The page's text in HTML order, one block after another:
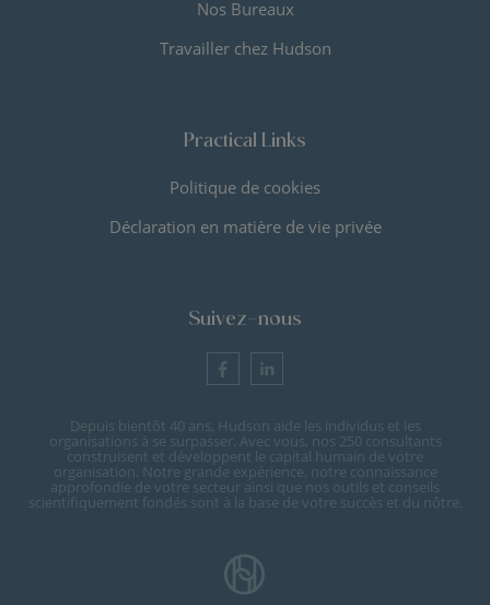
Nos Bureaux
Travailler chez Hudson
Practical Links
Politique de cookies
Déclaration en matière de vie privée
Suivez-nous
Depuis bientôt 40 ans, Hudson aide les individus et les
organisations à se surpasser. Avec vous, nos 250 consultants
construisent et développent le capital humain de votre
organisation. Notre grande expérience, notre connaissance
approfondie de votre secteur ainsi que nos outils et conseils
scientifiquement fondés sont à la base de votre succès et du nôtre.